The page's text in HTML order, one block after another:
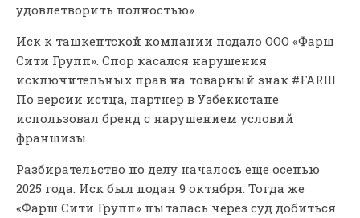
удовлетворить полностью».
Иск к ташкентской компании подало ООО «Фарш
Сити Групп». Спор касался нарушения
исключительных прав на товарный знак #FARШ.
По версии истца, партнер в Узбекистане
использовал бренд с нарушением условий
франшизы.
Разбирательство по делу началось еще осенью
2025 года. Иск был подан 9 октября. Тогда же
«Фарш Сити Групп» пыталась через суд добиться